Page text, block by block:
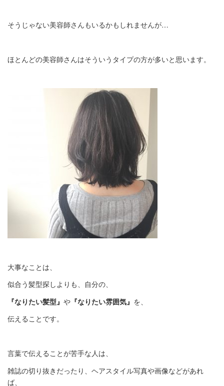
そうじゃない美容師さんもいるかもしれませんが…
ほとんどの美容師さんはそういうタイプの方が多いと思います。
大事なことは、
似合う髪型探しよりも、自分の、
『なりたい髪型』 や 『なりたい雰囲気』 を、
伝えることです。
言葉で伝えることが苦手な人は、
雑誌の切り抜きだったり、ヘアスタイル写真や画像などがあれ
ば、